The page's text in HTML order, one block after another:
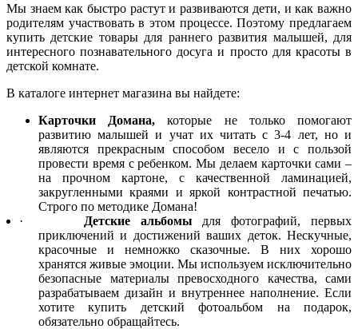
Мы знаем как быстро растут и развиваются дети, и как важно
родителям участвовать в этом процессе. Поэтому предлагаем
купить детские товары для раннего развития малышей, для
интересного познавательного досуга и просто для красоты в
детской комнате.
В каталоге интернет магазина вы найдете:
Карточки Домана, которые не только помогают
развитию малышей и учат их читать с 3-4 лет, но и
являются прекрасным способом весело и с пользой
провести время с ребенком. Мы делаем карточки сами –
на прочном картоне, с качественной ламинацией,
закругленными краями и яркой контрастной печатью.
Строго по методике Домана!
·
Детские альбомы для фотографий, первых
приключений и достижений ваших деток. Нескучные,
красочные и немножко сказочные. В них хорошо
хранятся живые эмоции. Мы используем исключительно
безопасные материалы превосходного качества, сами
разрабатываем дизайн и внутреннее наполнение. Если
хотите купить детский фотоальбом
на подарок,
обязательно обращайтесь.